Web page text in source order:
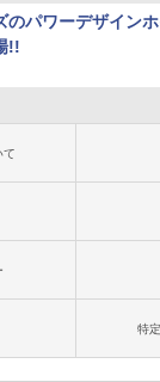
のパワーデザイン
!!
て
特